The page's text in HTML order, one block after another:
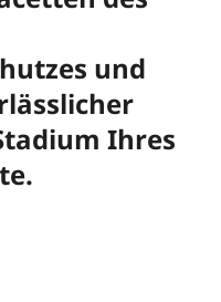
und
Ihres